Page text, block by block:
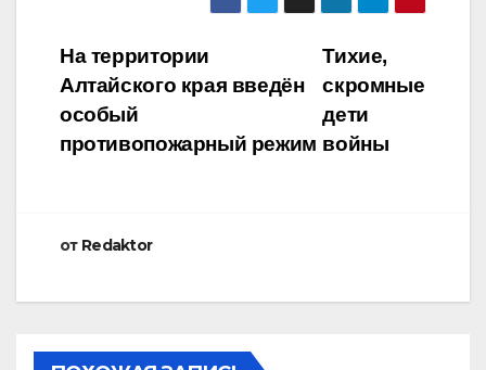
Навигация
по
записям
Тихие,
скромные
дети
войны
На территории
Алтайского края введён
особый
противопожарный режим
от Redaktor